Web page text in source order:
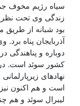
سياه رژيم مخوف
زندگی وی تحت نظر
بود شبانه از طريق
آذربايجان پناه
دوباره و
کشور سوئد است. در
نهادهای
است و هم اکنون
ليبرال سوئد و هم